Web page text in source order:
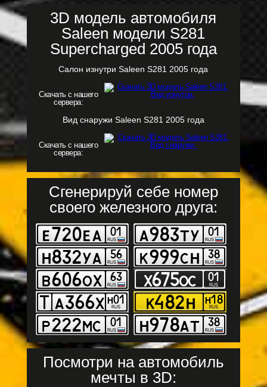
3D модель автомобиля
Saleen модели S281
Supercharged 2005 года
Салон изнутри Saleen S281 2005 года
Скачать с нашего
сервера:
Вид снаружи Saleen S281 2005 года
Скачать с нашего
сервера:
Сгенерируй себе номер
своего железного друга:
Посмотри на автомобиль
мечты в 3D: